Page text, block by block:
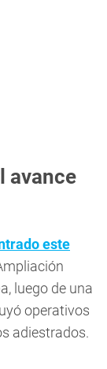
avance
este
luego de una
operativos
adiestrados.